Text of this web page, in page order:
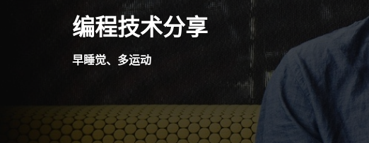
编程技术分享
早睡觉、多运动